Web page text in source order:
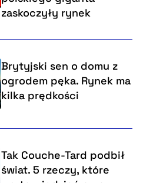
zaskoczyły rynek
Brytyjski sen o domu z
ogrodem pęka. Rynek ma
kilka prędkości
Tak Couche-Tard podbił
świat. 5 rzeczy, które